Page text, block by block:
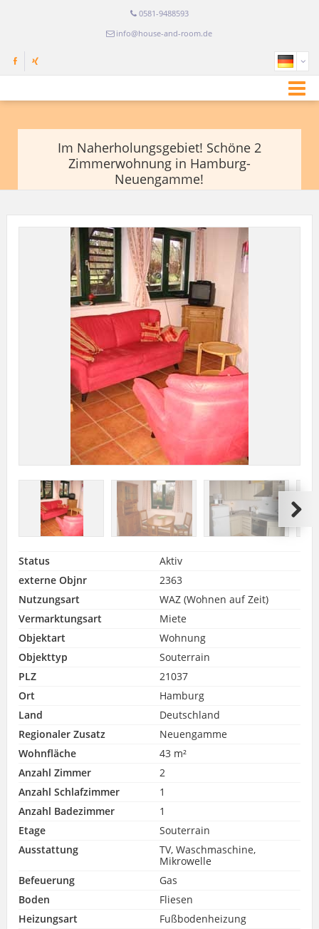
0581-9488593
info@house-and-room.de
Im Naherholungsgebiet! Schöne 2
Zimmerwohnung in Hamburg-
Neuengamme!
Status
Aktiv
externe Objnr
2363
Nutzungsart
WAZ (Wohnen auf Zeit)
Vermarktungsart
Miete
Objektart
Wohnung
Objekttyp
Souterrain
PLZ
21037
Ort
Hamburg
Land
Deutschland
Regionaler Zusatz
Neuengamme
Wohnfläche
43 m²
Anzahl Zimmer
2
Anzahl Schlafzimmer
1
Anzahl Badezimmer
1
Etage
Souterrain
Ausstattung
TV, Waschmaschine,
Mikrowelle
Befeuerung
Gas
Boden
Fliesen
Heizungsart
Fußbodenheizung